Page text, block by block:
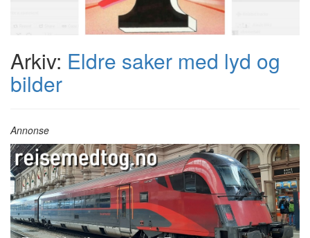
Arkiv: Eldre saker med lyd og
bilder
Annonse